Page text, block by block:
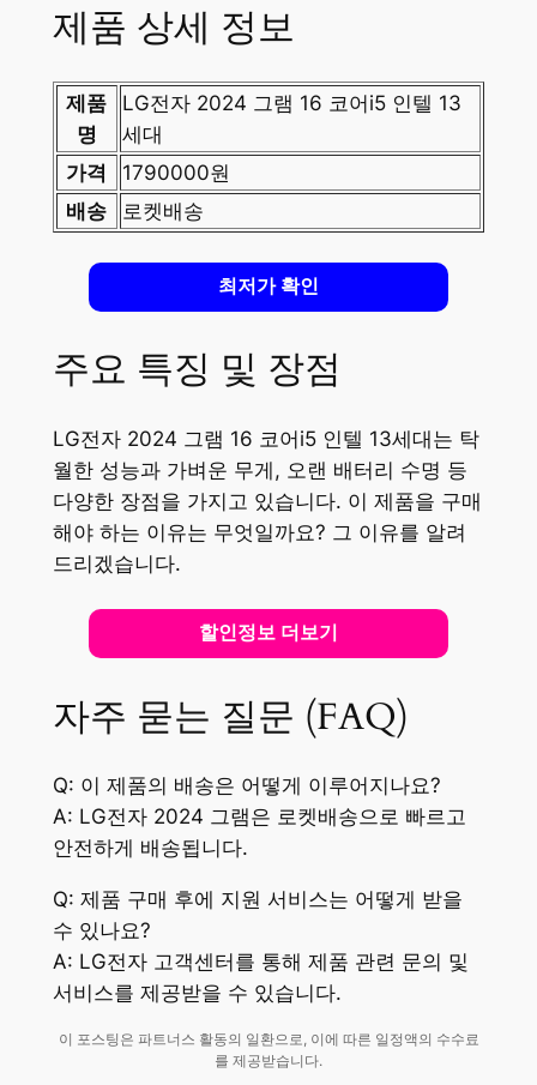
제품 상세 정보
제품
명
LG전자 2024 그램 16 코어i5 인텔 13
세대
가격
1790000원
배송
로켓배송
최저가 확인
주요 특징 및 장점
LG전자 2024 그램 16 코어i5 인텔 13세대는 탁
월한 성능과 가벼운 무게, 오랜 배터리 수명 등
다양한 장점을 가지고 있습니다. 이 제품을 구매
해야 하는 이유는 무엇일까요? 그 이유를 알려
드리겠습니다.
할인정보 더보기
자주 묻는 질문 (FAQ)
Q: 이 제품의 배송은 어떻게 이루어지나요?
A: LG전자 2024 그램은 로켓배송으로 빠르고
안전하게 배송됩니다.
Q: 제품 구매 후에 지원 서비스는 어떻게 받을
수 있나요?
A: LG전자 고객센터를 통해 제품 관련 문의 및
서비스를 제공받을 수 있습니다.
이 포스팅은 파트너스 활동의 일환으로, 이에 따른 일정액의 수수료
를 제공받습니다.